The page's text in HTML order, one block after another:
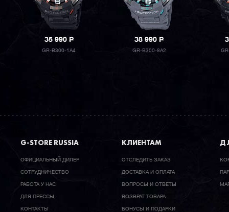
35 990P
GR-B300-1A4
38 990P
GR-B300-8A2
G-STORE RUSSIA
ОФИЦИАЛЬНЫЙ ДИЛЕР
CОТРУДНИЧЕСТВО
РАБОТА У НАС
ДЛЯ ПРЕССЫ
КОНТАКТЫ
КЛИЕНТАМ
ОТСЛЕДИТЬ ЗАКАЗ
ДОСТАВКА И ОПЛАТА
ВОПРОСЫ И ОТВЕТЫ
ВОЗВРАТ ТОВАРА
БОНУСЫ И ПОДАРКИ